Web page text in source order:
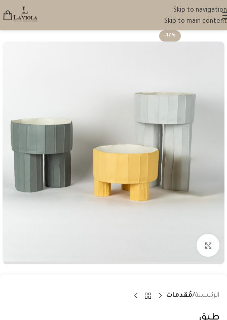
Skip to navigation
Skip to main content
-17%
الرئيسية مُقدمات
طبق